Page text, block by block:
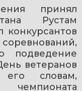
принял
Рустам
подведение
ветеранов
словам,